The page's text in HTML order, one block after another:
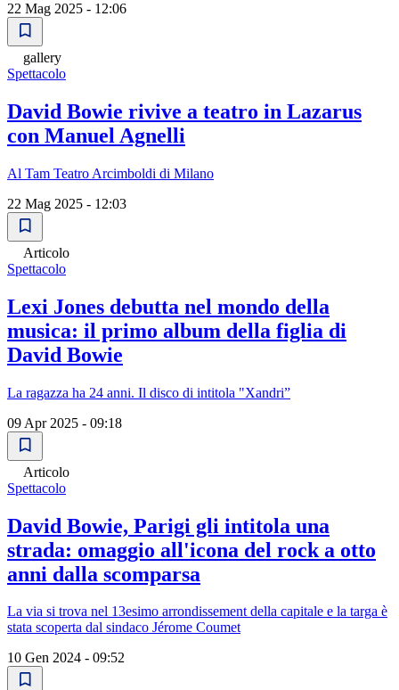
22 Mag 2025 - 12:06
gallery
Spettacolo
David Bowie rivive a teatro in Lazarus
con Manuel Agnelli
Al Tam Teatro Arcimboldi di Milano
22 Mag 2025 - 12:03
Articolo
Spettacolo
Lexi Jones debutta nel mondo della
musica: il primo album della figlia di
David Bowie
La ragazza ha 24 anni. Il disco di intitola "Xandri”
09 Apr 2025 - 09:18
Articolo
Spettacolo
David Bowie, Parigi gli intitola una
strada: omaggio all'icona del rock a otto
anni dalla scomparsa
La via si trova nel 13esimo arrondissement della capitale e la targa è
stata scoperta dal sindaco Jérome Coumet
10 Gen 2024 - 09:52